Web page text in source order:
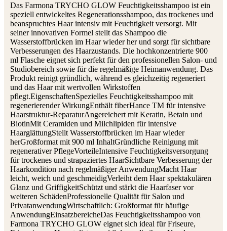
Das Farmona TRYCHO GLOW Feuchtigkeitsshampoo ist ein
speziell entwickeltes Regenerationsshampoo, das trockenes und
beanspruchtes Haar intensiv mit Feuchtigkeit versorgt. Mit
seiner innovativen Formel stellt das Shampoo die
Wasserstoffbrücken im Haar wieder her und sorgt für sichtbare
Verbesserungen des Haarzustands. Die hochkonzentrierte 900
ml Flasche eignet sich perfekt für den professionellen Salon- und
Studiobereich sowie für die regelmäßige Heimanwendung. Das
Produkt reinigt gründlich, während es gleichzeitig regeneriert
und das Haar mit wertvollen Wirkstoffen
pflegt.EigenschaftenSpezielles Feuchtigkeitsshampoo mit
regenerierender WirkungEnthält fiberHance TM für intensive
Haarstruktur-ReparaturAngereichert mit Keratin, Betain und
BiotinMit Ceramiden und Milchlipiden für intensive
HaarglättungStellt Wasserstoffbrücken im Haar wieder
herGroßformat mit 900 ml InhaltGründliche Reinigung mit
regenerativer PflegeVorteileIntensive Feuchtigkeitsversorgung
für trockenes und strapaziertes HaarSichtbare Verbesserung der
Haarkondition nach regelmäßiger AnwendungMacht Haar
leicht, weich und geschmeidigVerleiht dem Haar spektakulären
Glanz und GriffigkeitSchützt und stärkt die Haarfaser vor
weiteren SchädenProfessionelle Qualität für Salon und
PrivatanwendungWirtschaftlich: Großformat für häufige
AnwendungEinsatzbereicheDas Feuchtigkeitsshampoo von
Farmona TRYCHO GLOW eignet sich ideal für Friseure,